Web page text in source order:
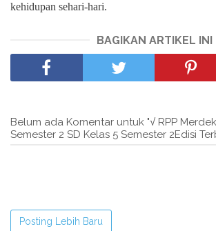
kehidupan sehari-hari.
BAGIKAN ARTIKEL INI
Belum ada Komentar untuk "√ RPP
Semester 2 SD Kelas 5 Semester 2Edisi
Posting Lebih Baru